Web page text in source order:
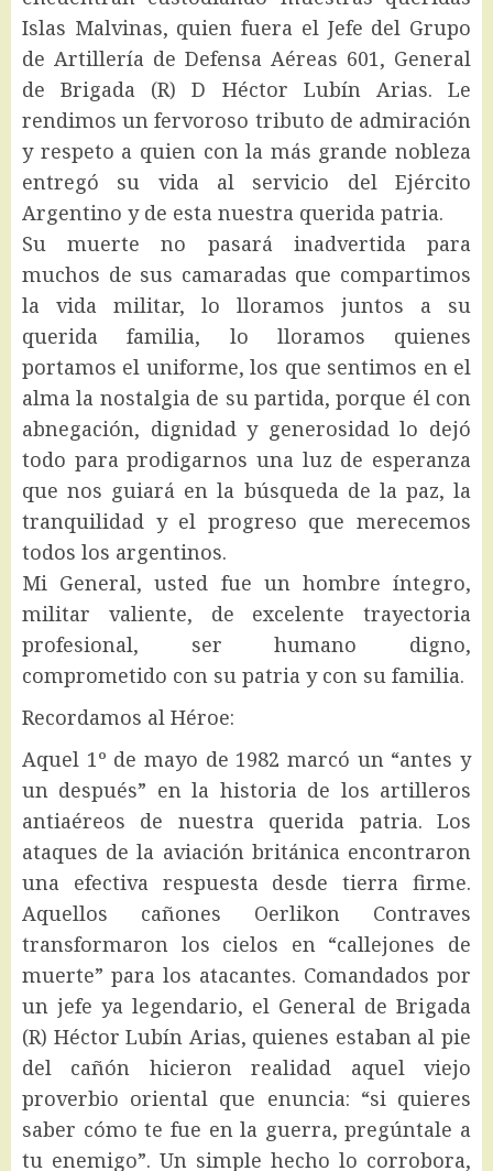
Islas Malvinas, quien fuera el Jefe del Grupo
de Artillería de Defensa Aéreas 601, General
de Brigada (R) D Héctor Lubín Arias. Le
rendimos un fervoroso tributo de admiración
y respeto a quien con la más grande nobleza
entregó su vida al servicio del Ejército
Argentino y de esta nuestra querida patria.
Su muerte no pasará inadvertida para
muchos de sus camaradas que compartimos
la vida militar, lo lloramos juntos a su
querida familia, lo lloramos quienes
portamos el uniforme, los que sentimos en el
alma la nostalgia de su partida, porque él con
abnegación, dignidad y generosidad lo dejó
todo para prodigarnos una luz de esperanza
que nos guiará en la búsqueda de la paz, la
tranquilidad y el progreso que merecemos
todos los argentinos.
Mi General, usted fue un hombre íntegro,
militar valiente, de excelente trayectoria
profesional, ser humano digno,
comprometido con su patria y con su familia.
Recordamos al Héroe:
Aquel 1º de mayo de 1982 marcó un “antes y
un después” en la historia de los artilleros
antiaéreos de nuestra querida patria. Los
ataques de la aviación británica encontraron
una efectiva respuesta desde tierra firme.
Aquellos cañones Oerlikon Contraves
transformaron los cielos en “callejones de
muerte” para los atacantes. Comandados por
un jefe ya legendario, el General de Brigada
(R) Héctor Lubín Arias, quienes estaban al pie
del cañón hicieron realidad aquel viejo
proverbio oriental que enuncia: “si quieres
saber cómo te fue en la guerra, pregúntale a
tu enemigo”. Un simple hecho lo corrobora,